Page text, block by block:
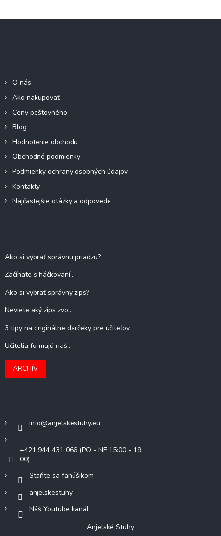
O nás
Ako nakupovať
Ceny poštovného
Blog
Hodnotenie obchodu
Obchodné podmienky
Podmienky ochrany osobných údajov
Kontakty
Najčastejšie otázky a odpovede
Ako si vybrať správnu priadzu?
Začínate s háčkovaní...
Ako si vybrať správny zips?
Neviete aký zips zvo...
3 tipy na originálne darčeky pre učiteľov
Učitelia formujú naš...
ARCHÍV
info@anjelskestuhy.eu
+421 944 431 066 (PO - NE 15:00 - 19:
00)
Staňte sa fanúšikom
anjelskestuhy
Náš Youtube kanál
Anjelské Stuhy